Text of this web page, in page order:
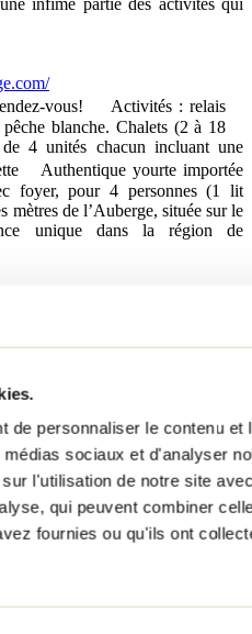
de personnaliser le contenu
sociaux et d'analyser
l'utilisation de notre site
qui peuvent combiner
fournies ou qu'ils ont
vous! Activités : relais
blanche. Chalets (2 à 18
4 unités chacun incluant une
Authentique yourte importée
foyer, pour 4 personnes (1 lit
de l’Auberge, située sur le
unique dans la région de
assuré! Situé à 90 km au nord
chalets de libres pour la
temps des Fêtes, sur un site
pas longtemps!